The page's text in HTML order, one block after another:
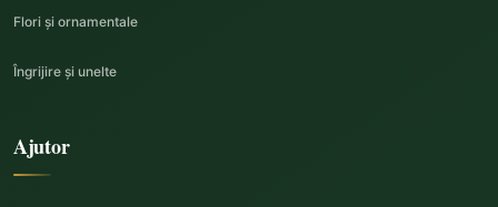
Flori și ornamentale
Îngrijire și unelte
Ajutor